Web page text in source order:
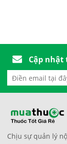
Cập
Chịu sự quản lý